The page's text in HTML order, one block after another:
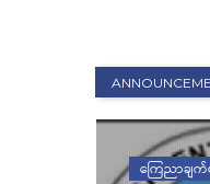
ကြေညာချက်မ